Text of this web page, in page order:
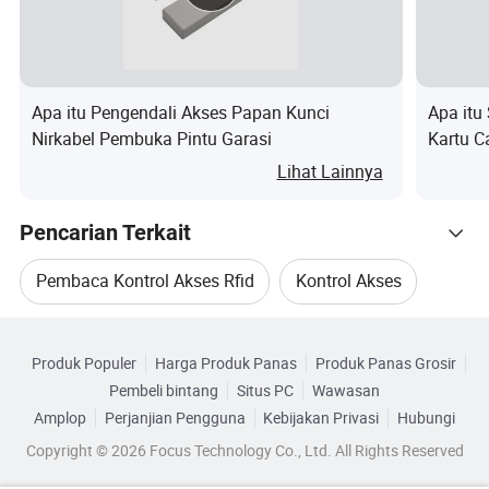
3. 2 relai tidak/COM/NC
4. Lampu latar tombol hidup/mati
5. Fungsi alarm anti-pencurian
6. Tambahkan kartu secara bertahap
8. Panjang PIN: 2-6 digit
9.Buka kunci waktu: 1-99 detik
kejahatan, kotak Logam, die-Cast
tahan Air Kontrol Akses Pengontrol
Apa itu Pengendali Akses Papan Kunci
Nirkabel Pembuka Pintu Garasi
Lihat Lainnya
Apa itu
Kartu
Pencarian Terkait
Pembaca Kontrol Akses Rfid Kontrol Akses
Pembaca Kontrol Akses Kartu
Kontrol Akses Keypad Kontrol Akses Mandiri
Produk Populer Harga Produk Panas
Produk Panas Grosir
Pembeli bintang
Situs PC
Wawasan
Amplop
Perjanjian Pengguna Kebijakan Privasi
Hubungi
Copyright © 2026 Focus Technology Co., Ltd. All Rights Reserved